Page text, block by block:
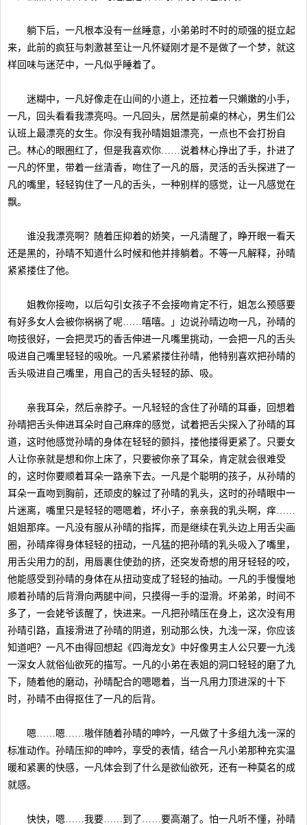
躺下后，一凡根本没有一丝睡意，小弟弟时不时的顽强的挺立起
来，此前的疯狂与刺激甚至让一凡怀疑刚才是不是做了一个梦，就这
样回味与迷茫中，一凡似乎睡着了。
迷糊中，一凡好像走在山间的小道上，还拉着一只嬾嫩的小手，
一凡，回头看看我漂亮吗。一凡回头，居然是前桌的林心，男生们公
认班上最漂亮的女生。你没有我孙晴姐姐漂亮，一点也不会打扮自
己。林心的眼圈红了，但是我喜欢你……说着林心挣出了手，扑进了
一凡的怀里，带着一丝清香，吻住了一凡的唇，灵活的舌头探进了一
凡的嘴里，轻轻钩住了一凡的舌头，一种别样的感觉，让一凡感觉在
飘。
谁没我漂亮啊？随着压抑着的娇笑，一凡清醒了，睁开眼一看天
还是黑的，孙晴不知道什么时候和他并排躺着。不等一凡解释，孙晴
紧紧搂住了他。
姐教你接吻，以后勾引女孩子不会接吻肯定不行，姐怎么预感要
有好多女人会被你祸祸了呢……嘻嘻。」边说孙晴边吻一凡，孙晴的
吻技很好，一会把灵巧的香舌伸进一凡嘴里挑动，一会把一凡的舌头
吸进自己嘴里轻轻的吸吮。一凡紧紧搂住孙晴，他特别喜欢把孙晴的
舌头吸进自己嘴里，用自己的舌头轻轻的舔、吸。
亲我耳朵，然后亲脖子。一凡轻轻的含住了孙晴的耳垂，回想着
孙晴把舌头伸进耳朵时自己麻痒的感觉，试着把舌尖探入了孙晴的耳
道，这时他感觉孙晴的身体在轻轻的颤抖，搂他搂得更紧了。只要女
人让你亲就是想和你上床了，只要被你亲了耳朵，肯定就会很难受
的，这时你要顺着耳朵一路亲下去。一凡是个聪明的孩子，从孙晴的
耳朵一直吻到胸前，还顽皮的躲过了孙晴的乳头，这时的孙晴眼中一
片迷离，嘴里只是轻轻的嗯嗯着，坏小子，亲亲我的乳头啊，痒……
姐姐那痒。一凡没有服从孙晴的指挥，而是继续在乳头边上用舌尖画
圈，孙晴痒得身体轻轻的扭动，一凡猛的把孙晴的乳头吸入了嘴里，
用舌尖用力的刮，用唇裹住使劲的挤，还突发奇想的用牙轻轻的咬，
他能感受到孙晴的身体在从扭动变成了轻轻的抽动。一凡的手慢慢地
顺着孙晴的后背滑向两腿中间，只摸得一手的湿滑。坏弟弟，时间不
多了，一会姥爷该醒了，快进来。一凡把孙晴压在身上，这次没有用
孙晴引路，直接滑进了孙晴的阴道，别动那么快，九浅一深，你应该
知道吧？一凡不由得回想起《四海龙女》中好像男主人公只要一九浅
一深女人就俗仙欲死的描写。一凡的小弟在表姐的洞口轻轻的磨了九
下，随着他的磨动，孙晴配合的嗯嗯着，当一凡用力顶进深的十下
时，孙晴不由得抠住了一凡的后背。
嗯……嗯……嗷伴随着孙晴的呻吟，一凡做了十多组九浅一深的
标准动作。孙晴压抑的呻吟，享受的表情，结合一凡小弟那种充实温
暖和紧裹的快感，一凡体会到了什么是欲仙欲死，还有一种莫名的成
就感。
快快，嗯……我要……到了……要高潮了。怕一凡听不懂，孙晴